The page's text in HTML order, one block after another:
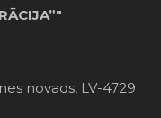
novads, LV-4729